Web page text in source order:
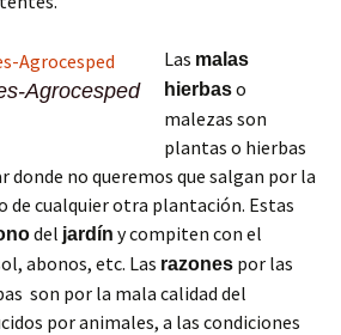
Agrocesped
Las malas
hierbaso
malezas son
plantas o hierbas
donde no queremos que salgan por la
de cualquier otra plantación. Estas
del jardín y compiten con el
abonos, etc. Las razones por las
son por la mala calidad del
por animales, a las condiciones